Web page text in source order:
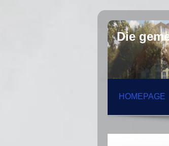
Die
HOMEPAGE